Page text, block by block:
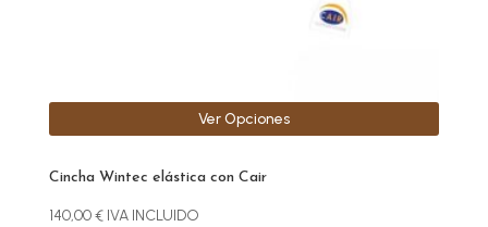
Cincha Wintec elástica con Cair
140,00€ IVA INCLUIDO
Ver Opciones